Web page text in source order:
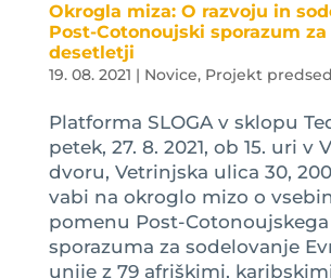
Okrogla miza: O razvoju in
Post-Cotonoujski sporazum
desetletji
19. 08. 2021 | Novice, Projekt
Platforma SLOGA v sklopu
petek, 27. 8. 2021, ob 15. uri v
dvoru, Vetrinjska ulica 30,
vabi na okroglo mizo o
pomenu Post-Cotonoujskega
sporazuma za sodelovanje
unije z 79 afriškimi,